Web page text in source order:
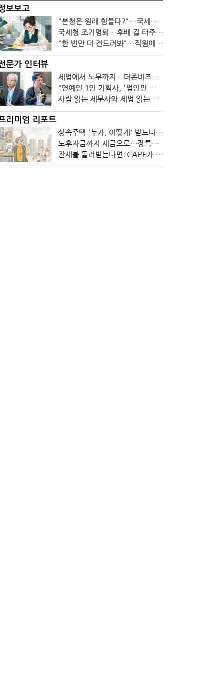
보보고
"본청은 원래 힘들다?"…국세청 직원들이 떠나는 이유
국세청 조기명퇴…후배 길 터주기? 선배 밀어내기?
"한 번만 더 건드려봐"…직원에 폭발한 관세청장, 왜?
문가 인터뷰
세법에서 노무까지…더존비즈온 AI 목표는 '전문가의 시간'
"연예인 1인 기획사, '법인만 세우면 절세' 시대 끝났다"
사람 읽는 세무사와 세법 읽는 회계사가 만나면?
리미엄 리포트
상속주택 '누가, 어떻게' 받느냐에 따라 세금이 달라진다
노후자금까지 세금으로…장특공제 폐지가 부를 조세의 역설
관세를 돌려받는다면: CAPE가 바꾼 기업의 현금흐름